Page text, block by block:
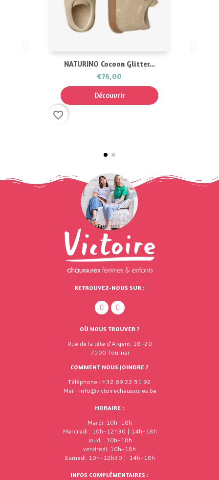
NATURINO Cocoon Glitter...
€76,00
Découvrir
favorite_border
RETROUVEZ-NOUS SUR :
OÙ NOUS TROUVER ?
Rue de la tête d'Argent, 18-20
7500 Tournai
COMMENT NOUS JOINDRE ?
Téléphone : +32 69 22 51 92
Mail : info@victoirechaussures.be
HORAIRE :
Mardi: 10h-18h
Mercredi : 10h-12h30 | 14h-18h
Jeudi : 10h-18h
vendredi: 10h-18h
Samedi: 10h-12h30 | 14h-18h
INFOS COMPLÉMENTAIRES :